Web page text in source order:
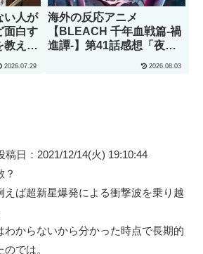
い人が
面白す
え
2026.07.29
海外の反応アニメ
【BLEACH 千年血戦篇-禍
進譚-】第41話感想「夜一
2026.08.03
稿日：2021/12/14(火) 19:10:44
？
えば超新星爆発による衝撃波を乗り越
わからないから分かった時点で長期的
では。